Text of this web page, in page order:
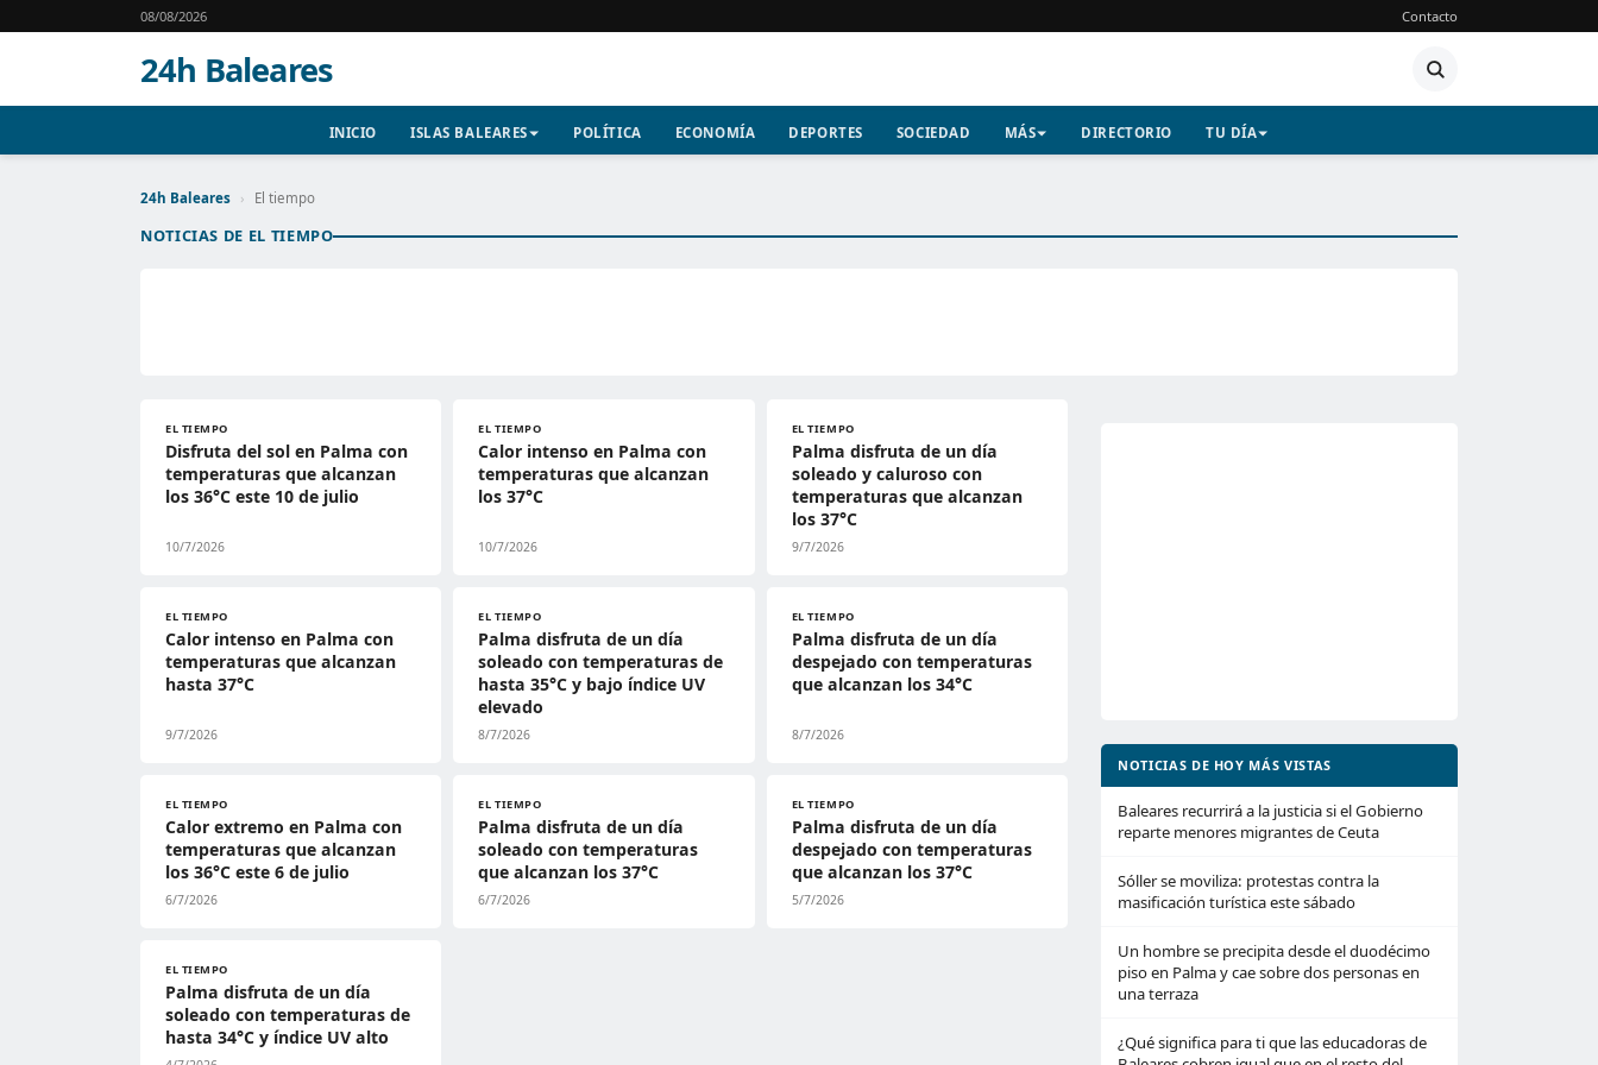
08/08/2026 Contacto
24h Baleares
INICIO ISLAS BALEARES POLÍTICA ECONOMÍA DEPORTES SOCIEDAD MÁS DIRECTORIO TU DÍA
24h Baleares › El tiempo
NOTICIAS DE EL TIEMPO
EL TIEMPO
Disfruta del sol en Palma con
temperaturas que alcanzan
los 36°C este 10 de julio
10/7/2026
EL TIEMPO
Calor intenso en Palma con
temperaturas que alcanzan
los 37°C
10/7/2026
EL TIEMPO
Palma disfruta de un día
soleado y caluroso con
temperaturas que alcanzan
los 37°C
9/7/2026
EL TIEMPO
Calor intenso en Palma con
temperaturas que alcanzan
hasta 37°C
9/7/2026
EL TIEMPO
Palma disfruta de un día
soleado con temperaturas de
hasta 35°C y bajo índice UV
elevado
8/7/2026
EL TIEMPO
Palma disfruta de un día
despejado con temperaturas
que alcanzan los 34°C
8/7/2026
EL TIEMPO
Calor extremo en Palma con
temperaturas que alcanzan
los 36°C este 6 de julio
6/7/2026
EL TIEMPO
Palma disfruta de un día
soleado con temperaturas
que alcanzan los 37°C
6/7/2026
EL TIEMPO
Palma disfruta de un día
despejado con temperaturas
que alcanzan los 37°C
5/7/2026
EL TIEMPO
Palma disfruta de un día
soleado con temperaturas de
hasta 34°C y índice UV alto
NOTICIAS DE HOY MÁS VISTAS
Baleares recurrirá a la justicia si el Gobierno
reparte menores migrantes de Ceuta
Sóller se moviliza: protestas contra la
masificación turística este sábado
Un hombre se precipita desde el duodécimo
piso en Palma y cae sobre dos personas en
una terraza
¿Qué significa para ti que las educadoras de